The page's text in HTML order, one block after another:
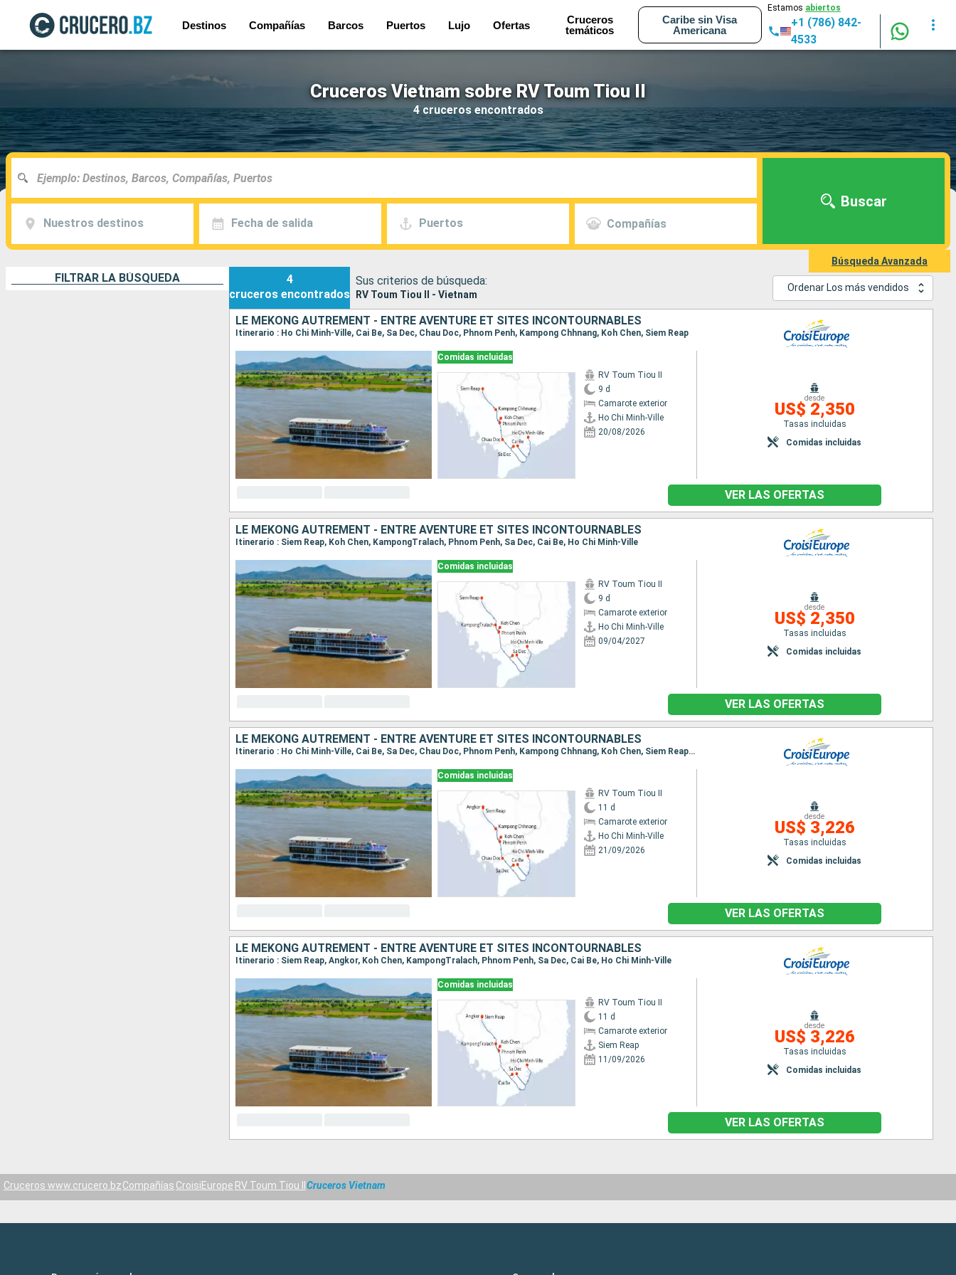
Destinos Compañías Barcos Puertos Lujo Ofertas
Cruceros
temáticos
Caribe sin Visa
Americana
Estamos abiertos
+1 (786) 842-
4533
Cruceros Vietnam sobre RV Toum Tiou II
4 cruceros encontrados
Nuestros destinos Fecha de salida Puertos Compañías
Buscar
Búsqueda Avanzada
FILTRAR LA BÚSQUEDA
4
cruceros encontrados
Sus criterios de búsqueda:
RV Toum Tiou II - Vietnam
Ordenar Los más vendidos
LE MÉKONG AUTREMENT - ENTRE AVENTURE ET SITES INCONTOURNABLES
Itinerario : Ho Chi Minh-Ville, Cai Be, Sa Dec, Chau Doc, Phnom Penh, Kampong Chhnang, Koh Chen, Siem Reap
Comidas incluidas
RV Toum Tiou II
9 d
Camarote exterior
Ho Chi Minh-Ville
20/08/2026
desde
US$ 2,350
Tasas incluidas
Comidas incluidas
VER LAS OFERTAS
LE MÉKONG AUTREMENT - ENTRE AVENTURE ET SITES INCONTOURNABLES
Itinerario : Siem Reap, Koh Chen, KampongTralach, Phnom Penh, Sa Dec, Cai Be, Ho Chi Minh-Ville
Comidas incluidas
RV Toum Tiou II
9 d
Camarote exterior
Ho Chi Minh-Ville
09/04/2027
desde
US$ 2,350
Tasas incluidas
Comidas incluidas
VER LAS OFERTAS
LE MÉKONG AUTREMENT - ENTRE AVENTURE ET SITES INCONTOURNABLES
Itinerario : Ho Chi Minh-Ville, Cai Be, Sa Dec, Chau Doc, Phnom Penh, Kampong Chhnang, Koh Chen, Siem Reap, Angkor, Siem Reap, Angkor
Comidas incluidas
RV Toum Tiou II
11 d
Camarote exterior
Ho Chi Minh-Ville
21/09/2026
desde
US$ 3,226
Tasas incluidas
Comidas incluidas
VER LAS OFERTAS
LE MÉKONG AUTREMENT - ENTRE AVENTURE ET SITES INCONTOURNABLES
Itinerario : Siem Reap, Angkor, Koh Chen, KampongTralach, Phnom Penh, Sa Dec, Cai Be, Ho Chi Minh-Ville
Comidas incluidas
RV Toum Tiou II
11 d
Camarote exterior
Siem Reap
11/09/2026
desde
US$ 3,226
Tasas incluidas
Comidas incluidas
VER LAS OFERTAS
Cruceros www.crucero.bzCompañías CroisiEurope RV Toum Tiou II Cruceros Vietnam